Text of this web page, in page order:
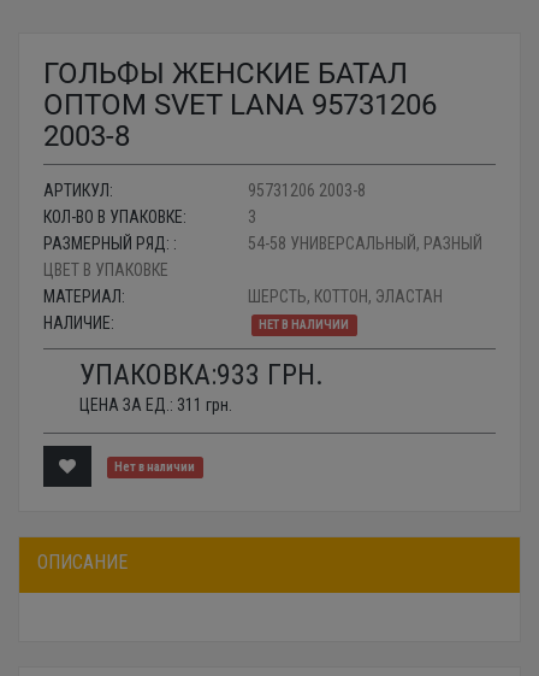
ГОЛЬФЫ ЖЕНСКИЕ БАТАЛ
ОПТОМ SVET LANA 95731206
2003-8
АРТИКУЛ:
95731206 2003-8
КОЛ-ВО В УПАКОВКЕ:
3
РАЗМЕРНЫЙ РЯД: :
54-58 УНИВЕРСАЛЬНЫЙ, РАЗНЫЙ
ЦВЕТ В УПАКОВКЕ
МАТЕРИАЛ:
ШЕРСТЬ, КОТТОН, ЭЛАСТАН
НАЛИЧИЕ:
НЕТ В НАЛИЧИИ
УПАКОВКА:933 ГРН.
ЦЕНА ЗА ЕД.: 311 грн.
Нет в наличии
ОПИСАНИЕ